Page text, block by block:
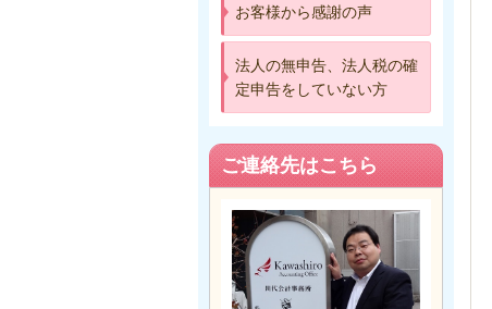
お客様から感謝の声
法人の無申告、法人税の確
定申告をしていない方
ご連絡先はこちら